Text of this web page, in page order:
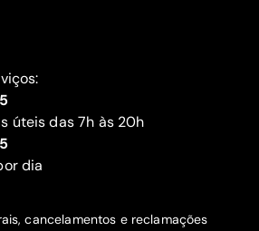
úteis das 7h às 20h
dia
cancelamentos e reclamações